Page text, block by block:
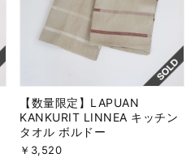
【数量限定】LAPUAN
KANKURIT LINNEA キッチン
タオル ボルドー
￥3,520